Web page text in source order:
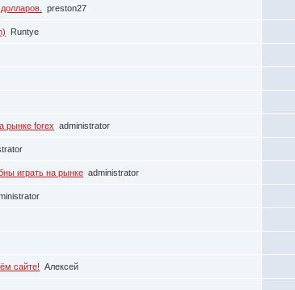
preston27
Runtye
рынке forex administrator
играть на рынке administrator
сайте! Алексей